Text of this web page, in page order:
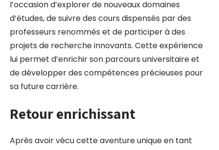
l’occasion d’explorer de nouveaux domaines
d’études, de suivre des cours dispensés par des
professeurs renommés et de participer à des
projets de recherche innovants. Cette expérience
lui permet d’enrichir son parcours universitaire et
de développer des compétences précieuses pour
sa future carrière.
Retour enrichissant
Après avoir vécu cette aventure unique en tant